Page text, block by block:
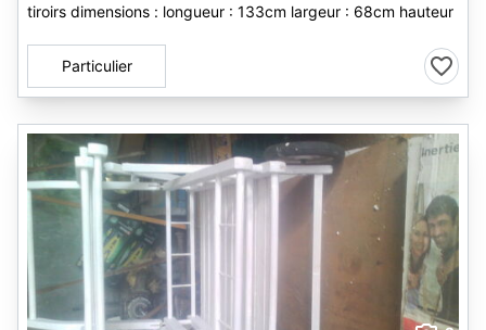
tiroirs dimensions : longueur : 133cm largeur : 68cm hauteur
Particulier